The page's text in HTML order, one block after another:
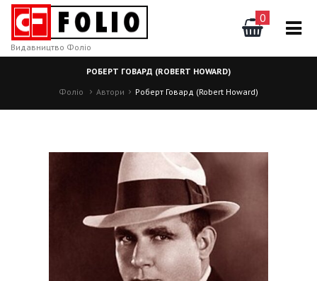
0
Видавництво Фоліо
РОБЕРТ ГОВАРД (ROBERT HOWARD)
Фоліо
Автори Роберт Говард (Robert Howard)